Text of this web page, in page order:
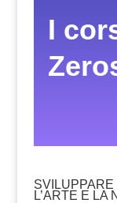
I
SVILUPPARE
L’ARTE E LA